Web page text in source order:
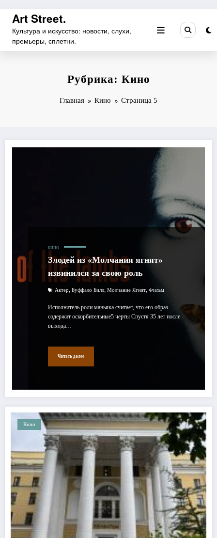
Перейти
содержимому
Art Street.
Культура и искусство: новости, слухи,
премьеры, сплетни.
Рубрика: Кино
Главная Кино Страница 5
КИНО
Злодей из «Молчания ягнят»
извинился за свою роль
Актер, Буффало Билл, Молчание Ягнят, Фильм
Исполнитель роли маньяка считает, что его образ
содержит оскорбительные5 черты Спустя 35 лет после
выхода…
Читать далее
Кино